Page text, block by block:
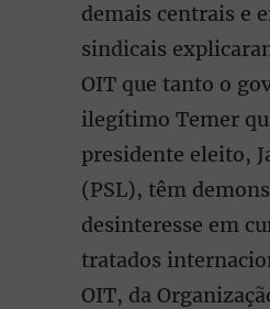
demais centrais e
sindicais
OIT que tanto o
ilegítimo Temer
presidente eleito,
(PSL), têm
desinteresse em
tratados
OIT, da